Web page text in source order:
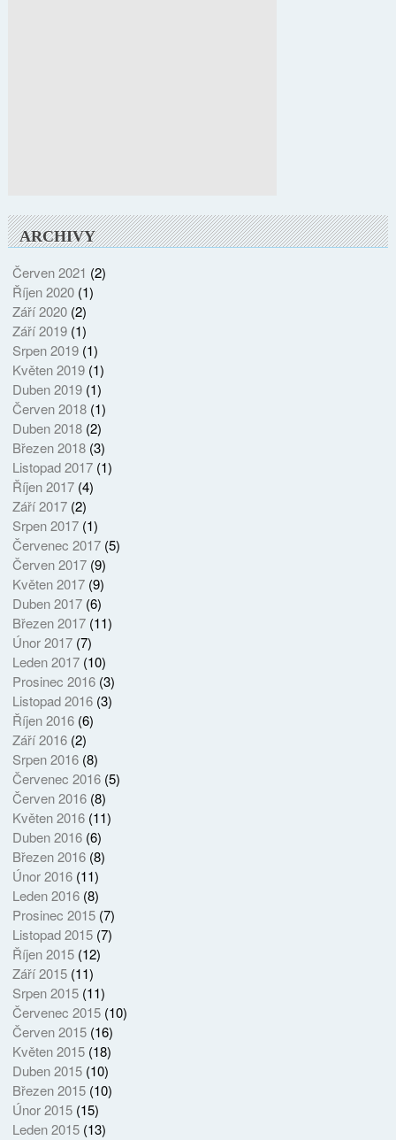
ARCHIVY
Červen 2021 (2)
Říjen 2020(1)
Září 2020(2)
Září 2019(1)
Srpen 2019(1)
Květen 2019(1)
Duben 2019(1)
Červen 2018(1)
Duben 2018(2)
Březen 2018(3)
Listopad 2017(1)
Říjen 2017(4)
Září 2017(2)
Srpen 2017(1)
Červenec 2017(5)
Červen 2017(9)
Květen 2017(9)
Duben 2017(6)
Březen 2017(11)
Únor 2017(7)
Leden 2017(10)
Prosinec 2016(3)
Listopad 2016(3)
Říjen 2016(6)
Září 2016(2)
Srpen 2016(8)
Červenec 2016(5)
Červen 2016(8)
Květen 2016(11)
Duben 2016(6)
Březen 2016(8)
Únor 2016(11)
Leden 2016(8)
Prosinec 2015(7)
Listopad 2015(7)
Říjen 2015(12)
Září 2015(11)
Srpen 2015(11)
Červenec 2015(10)
Červen 2015(16)
Květen 2015(18)
Duben 2015(10)
Březen 2015(10)
Únor 2015(15)
Leden 2015(13)